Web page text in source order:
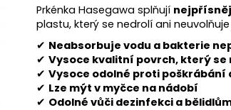
Prkénka Hasegawa splňují
plastu, který se nedrolí ani
✔ Neabsorbuje vodu a bakterie
✔ Vysoce kvalitní povrch, který
✔ Vysoce odolné proti poškrábání
✔ Lze mýt v myčce na nádobí
✔ Odolné vůči dezinfekci a